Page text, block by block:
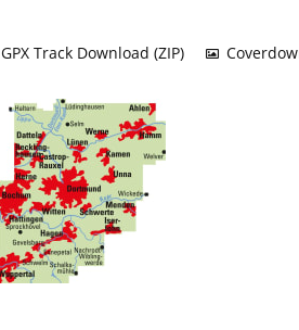
GPX Track Download (ZIP)